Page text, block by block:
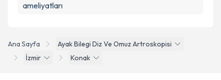
Ana Sayfa
Ayak Bilegi Diz Ve Omuz Artroskopisi
İzmir
Konak
ameliyatları